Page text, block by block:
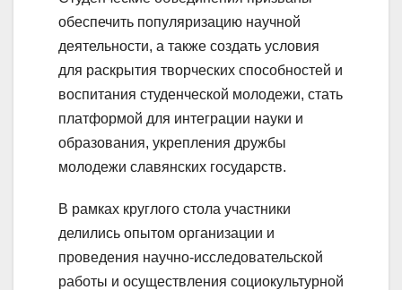
обеспечить популяризацию научной
деятельности, а также создать условия
для раскрытия творческих способностей и
воспитания студенческой молодежи, стать
платформой для интеграции науки и
образования, укрепления дружбы
молодежи славянских государств.
В рамках круглого стола участники
делились опытом организации и
проведения научно-исследовательской
работы и осуществления социокультурной